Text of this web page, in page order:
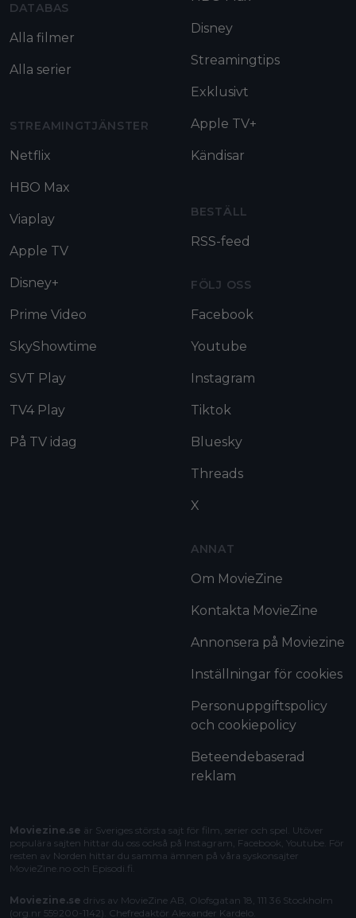
DATABAS
Alla filmer
Alla serier
STREAMINGTJÄNSTER
Netflix
HBO Max
Viaplay
Apple TV
Disney+
Prime Video
SkyShowtime
SVT Play
TV4 Play
På TV idag
Disney
Streamingtips
Exklusivt
Apple TV+
Kändisar
BESTÄLL
RSS-feed
FÖLJ OSS
Facebook
Youtube
Instagram
Tiktok
Bluesky
Threads
X
ANNAT
Om MovieZine
Kontakta MovieZine
Annonsera på Moviezine
Inställningar för cookies
Personuppgiftspolicy
och cookiepolicy
Beteendebaserad
reklam
Moviezine.se är Sveriges största sajt för film, serier och spel. Utöver
populära sajten hittar du oss också på Instagram, Facebook, Youtube. För
resten av Norden hittar du samma ämnen på våra syskonsajter
MovieZine.no och Episodi.fi
Moviezine.se drivs av MovieZine AB, Olofsgatan 18, 111 36 Stockholm
(org.nr 559200-1142). Chefredaktör Alexander Kardelo